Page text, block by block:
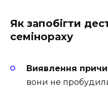
Як запобігти
семінораху
Виявлення
вони не